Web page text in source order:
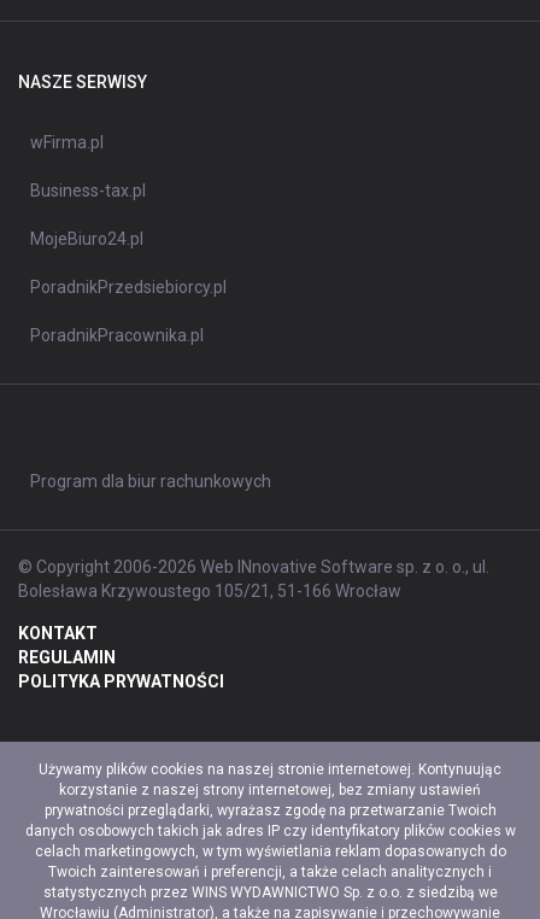
NASZE SERWISY
wFirma.pl
Business-tax.pl
MojeBiuro24.pl
PoradnikPrzedsiebiorcy.pl
PoradnikPracownika.pl
Program dla biur rachunkowych
© Copyright 2006-2026 Web INnovative Software sp. z o. o., ul.
Bolesława Krzywoustego 105/21, 51-166 Wrocław
KONTAKT
REGULAMIN
POLITYKA PRYWATNOŚCI
Używamy plików cookies na naszej stronie internetowej. Kontynuując
korzystanie z naszej strony internetowej, bez zmiany ustawień
prywatności przeglądarki, wyrażasz zgodę na przetwarzanie Twoich
danych osobowych takich jak adres IP czy identyfikatory plików cookies w
celach marketingowych, w tym wyświetlania reklam dopasowanych do
Twoich zainteresowań i preferencji, a także celach analitycznych i
statystycznych przez WINS WYDAWNICTWO Sp. z o.o. z siedzibą we
Wrocławiu (Administrator), a także na zapisywanie i przechowywanie